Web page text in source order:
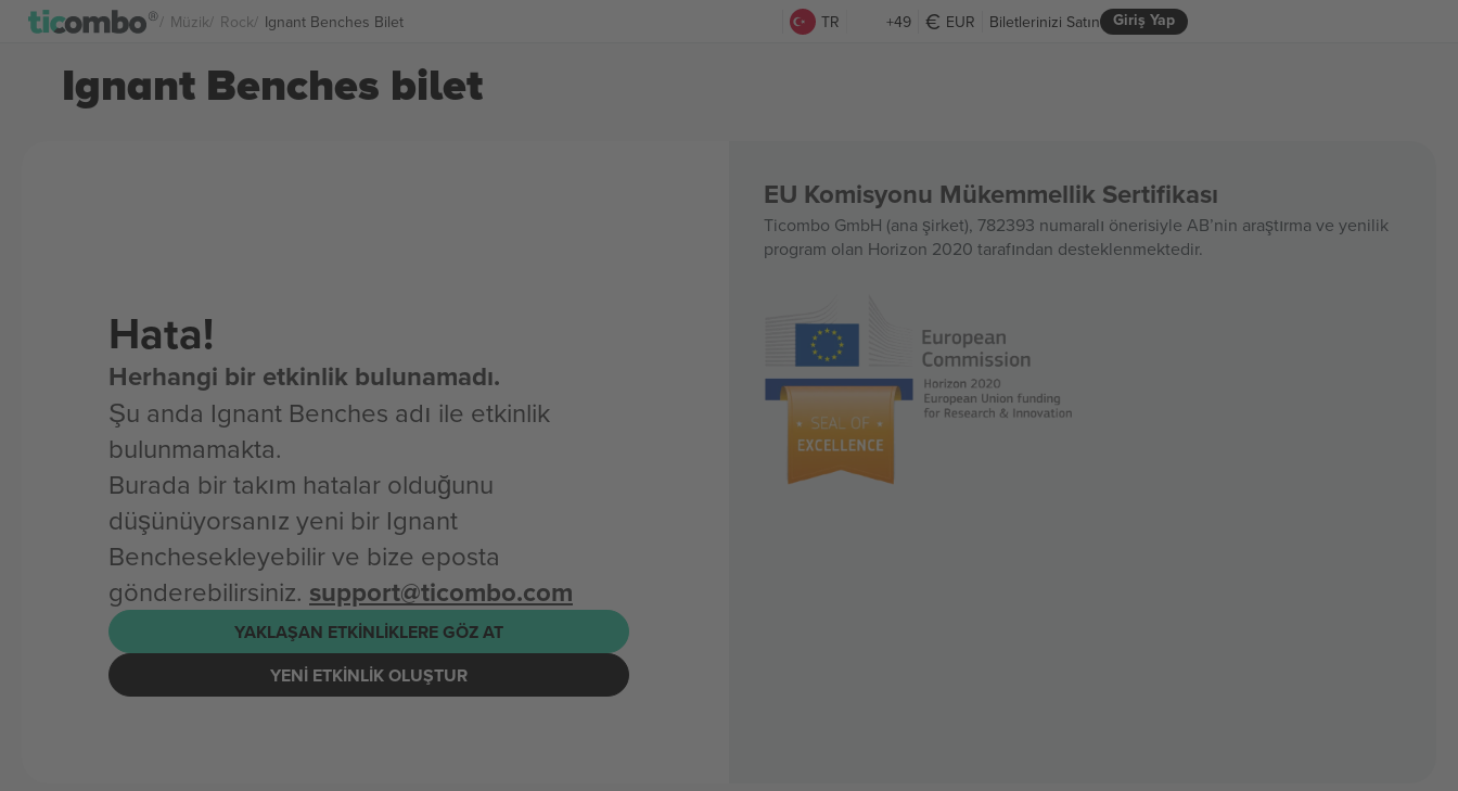
Müzik Rock Ignant Benches Bilet TR +49 EUR Giriş Yap
Biletlerinizi Satın
Ignant Benches bilet
Hata!
Herhangi bir etkinlik bulunamadı.
Şu anda Ignant Benches adı ile etkinlik
bulunmamakta.
Burada bir takım hatalar olduğunu
düşünüyorsanız yeni bir Ignant
Benchesekleyebilir ve bize eposta
gönderebilirsiniz. support@ticombo.com
YAKLAŞAN ETKINLIKLERE GÖZ AT
YENI ETKINLIK OLUŞTUR
EU Komisyonu Mükemmellik Sertifikası
Ticombo GmbH (ana şirket), 782393 numaralı önerisiyle AB’nin araştırma ve yenilik
program olan Horizon 2020 tarafından desteklenmektedir.